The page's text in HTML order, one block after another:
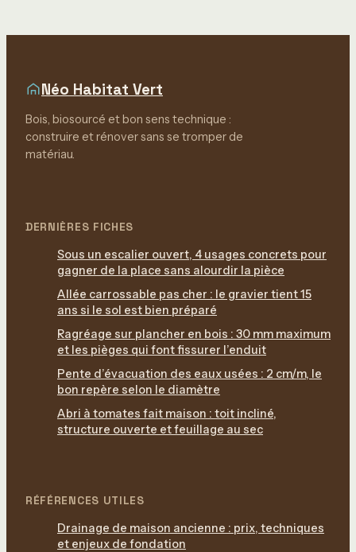
entretien
Néo Habitat Vert
Bois, biosourcé et bon sens technique :
construire et rénover sans se tromper de
matériau.
DERNIÈRES FICHES
Sous un escalier ouvert, 4 usages concrets pour
gagner de la place sans alourdir la pièce
Allée carrossable pas cher : le gravier tient 15
ans si le sol est bien préparé
Ragréage sur plancher en bois : 30 mm maximum
et les pièges qui font fissurer l’enduit
Pente d’évacuation des eaux usées : 2 cm/m, le
bon repère selon le diamètre
Abri à tomates fait maison : toit incliné,
structure ouverte et feuillage au sec
RÉFÉRENCES UTILES
Drainage de maison ancienne : prix, techniques
et enjeux de fondation